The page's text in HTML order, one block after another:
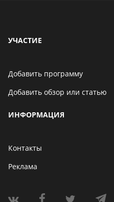
УЧАСТИЕ
Добавить программу
Добавить обзор или статью
ИНФОРМАЦИЯ
Контакты
Реклама